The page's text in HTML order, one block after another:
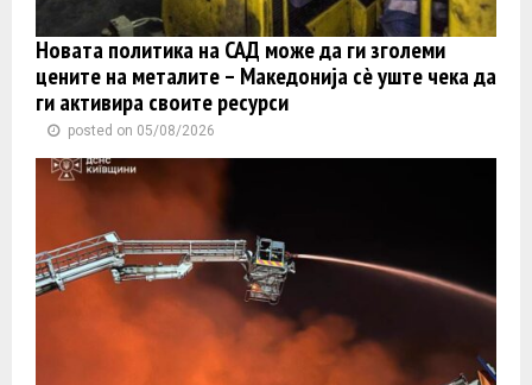
Новата политика на САД може да ги зголеми
цените на металите – Македонија сè уште чека да
ги активира своите ресурси
posted on 05/08/2026